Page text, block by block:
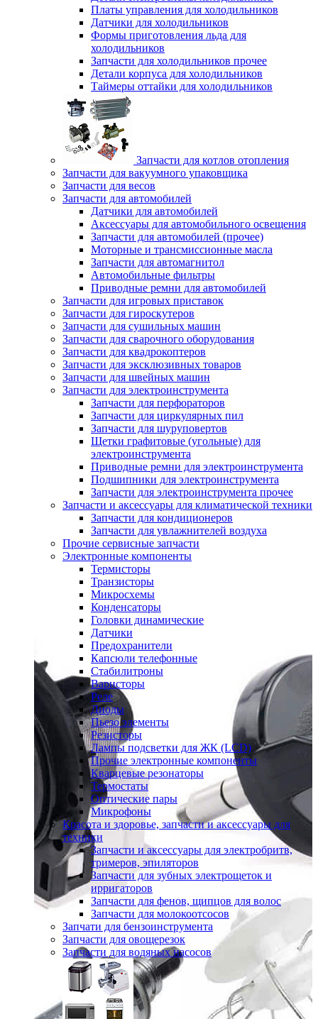
Платы управления для холодильников
Датчики для холодильников
Формы приготовления льда для
холодильников
Запчасти для холодильников прочее
Детали корпуса для холодильников
Таймеры оттайки для холодильников
Запчасти для котлов отопления
Запчасти для вакуумного упаковщика
Запчасти для весов
Запчасти для автомобилей
Датчики для автомобилей
Аксессуары для автомобильного освещения
Запчасти для автомобилей (прочее)
Моторные и трансмиссионные масла
Запчасти для автомагнитол
Автомобильные фильтры
Приводные ремни для автомобилей
Запчасти для игровых приставок
Запчасти для гироскутеров
Запчасти для сушильных машин
Запчасти для сварочного оборудования
Запчасти для квадрокоптеров
Запчасти для эксклюзивных товаров
Запчасти для швейных машин
Запчасти для электроинструмента
Запчасти для перфораторов
Запчасти для циркулярных пил
Запчасти для шуруповертов
Щетки графитовые (угольные) для
электроинструмента
Приводные ремни для электроинструмента
Подшипники для электроинструмента
Запчасти для электроинструмента прочее
Запчасти и аксессуары для климатической техники
Запчасти для кондиционеров
Запчасти для увлажнителей воздуха
Прочие сервисные запчасти
Электронные компоненты
Термисторы
Транзисторы
Микросхемы
Конденсаторы
Головки динамические
Датчики
Предохранители
Капсюли телефонные
Стабилитроны
Варисторы
Реле
Диоды
Пьезо элементы
Резисторы
Лампы подсветки для ЖК (LCD)
Прочие электронные компоненты
Кварцевые резонаторы
Термостаты
Оптические пары
Микрофоны
Красота и здоровье, запчасти и аксессуары для
техники
Запчасти и аксессуары для электробритв,
тримеров, эпиляторов
Запчасти для зубных электрощеток и
ирригаторов
Запчасти для фенов, щипцов для волос
Запчасти для молокоотсосов
Запчати для бензоинструмента
Запчасти для овощерезок
Запчасти для водяных насосов